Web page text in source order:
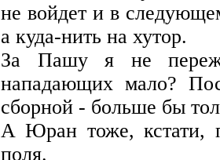
не войдет и в
а куда-нить на хутор.
За Пашу я не
нападающих мало?
сборной - больше бы
А Юран тоже, кстати,
поля.